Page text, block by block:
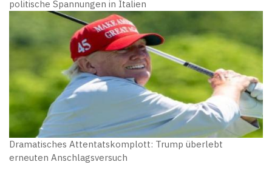
politische Spannungen in Italien
Dramatisches Attentatskomplott: Trump überlebt
erneuten Anschlagsversuch